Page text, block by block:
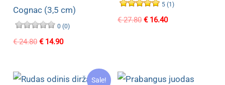
Cognac (3,5 cm)
0 (0)
€24.80 Original
€14.90Current
5 (1)
€27.80 Original
€16.40Current
Sale!